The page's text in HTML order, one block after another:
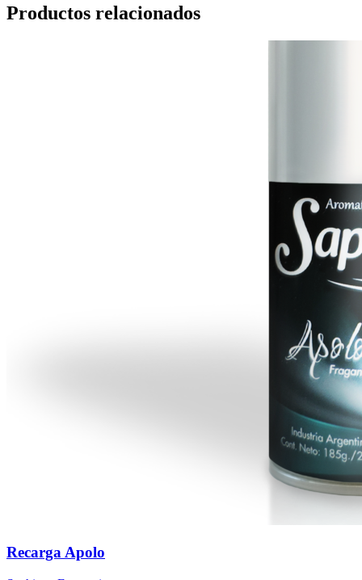
Productos relacionados
Recarga Apolo